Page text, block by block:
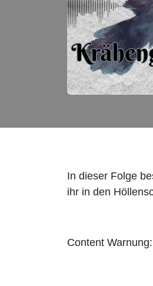
In dieser Folge
ihr in den
Content